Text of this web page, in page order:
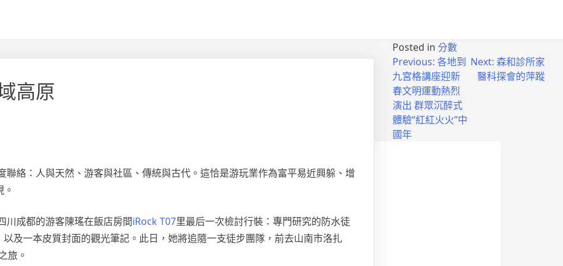
高原
絡：人與天然、游客與社區、傳統與古代。這恰是游玩業作為富平易近興躲、增
川成都的游客陳瑤在飯店房間iRock T07里最后一次檢討行裝：專門研究的防水徒
及一本皮質封面的觀光筆記。此日，她將追隨一支徒步團隊，前去山南市洛扎
旅。
Posted in 分數
Previous: 各地到
九宮格講座迎新
春文明運動熱烈
演出 群眾沉醉式
體驗“紅紅火火”中
國年
Next: 森和診所家
醫科探會的萍蹤